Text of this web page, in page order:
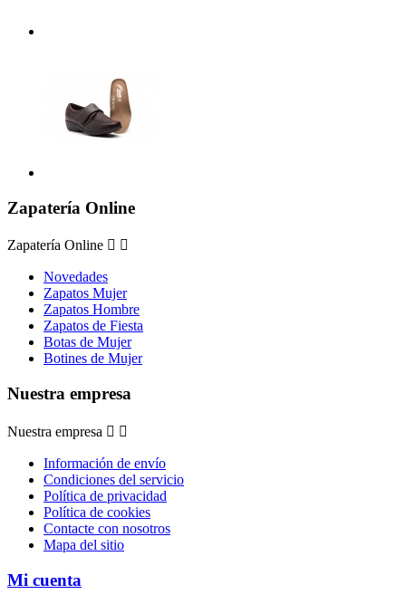
Zapatería Online
Zapatería Online  
Novedades
Zapatos Mujer
Zapatos Hombre
Zapatos de Fiesta
Botas de Mujer
Botines de Mujer
Nuestra empresa
Nuestra empresa  
Información de envío
Condiciones del servicio
Política de privacidad
Política de cookies
Contacte con nosotros
Mapa del sitio
Mi cuenta